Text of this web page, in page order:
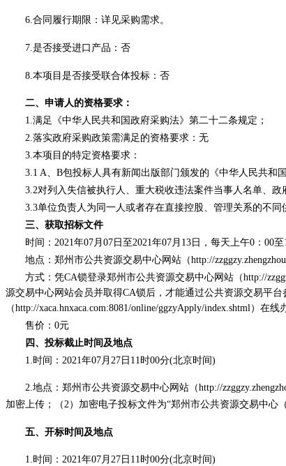
6.合同履行期限：详见采购需求。
7.是否接受进口产品：否
8.本项目是否接受联合体投标：否
二、申请人的资格要求：
1.满足《中华人民共和国政府采购法》第二十二条规定；
2.落实政府采购政策需满足的资格要求：无
3.本项目的特定资格要求：
3.1 A、B包投标人具有新闻出版部门颁发的《中华人民共和
3.2对列入失信被执行人、重大税收违法案件当事人名单、
3.3单位负责人为同一人或者存在直接控股、管理关系的不
三、获取招标文件
时间： 2021年07月07日至2021年07月13日，每天上午0：00
地点：郑州市公共资源交易中心网站（http://
方式：凭CA锁登录郑州市公共资源交易中心网站（http://
源交易中心网站会员并取得CA锁后，才能通过公共资源交易平
（http://xaca.hnxaca.com:8081/online/ggzyApply/index.shtml）在
售价： 0元
四、投标截止时间及地点
1.时间：2021年07月27日11时00分(北京时间)
2.地点：郑州市公共资源交易中心网站（http://
加密上传；（2）加密电子投标文件为“郑州市公共资源交易中心
五、开标时间及地点
1.时间：2021年07月27日11时00分(北京时间)